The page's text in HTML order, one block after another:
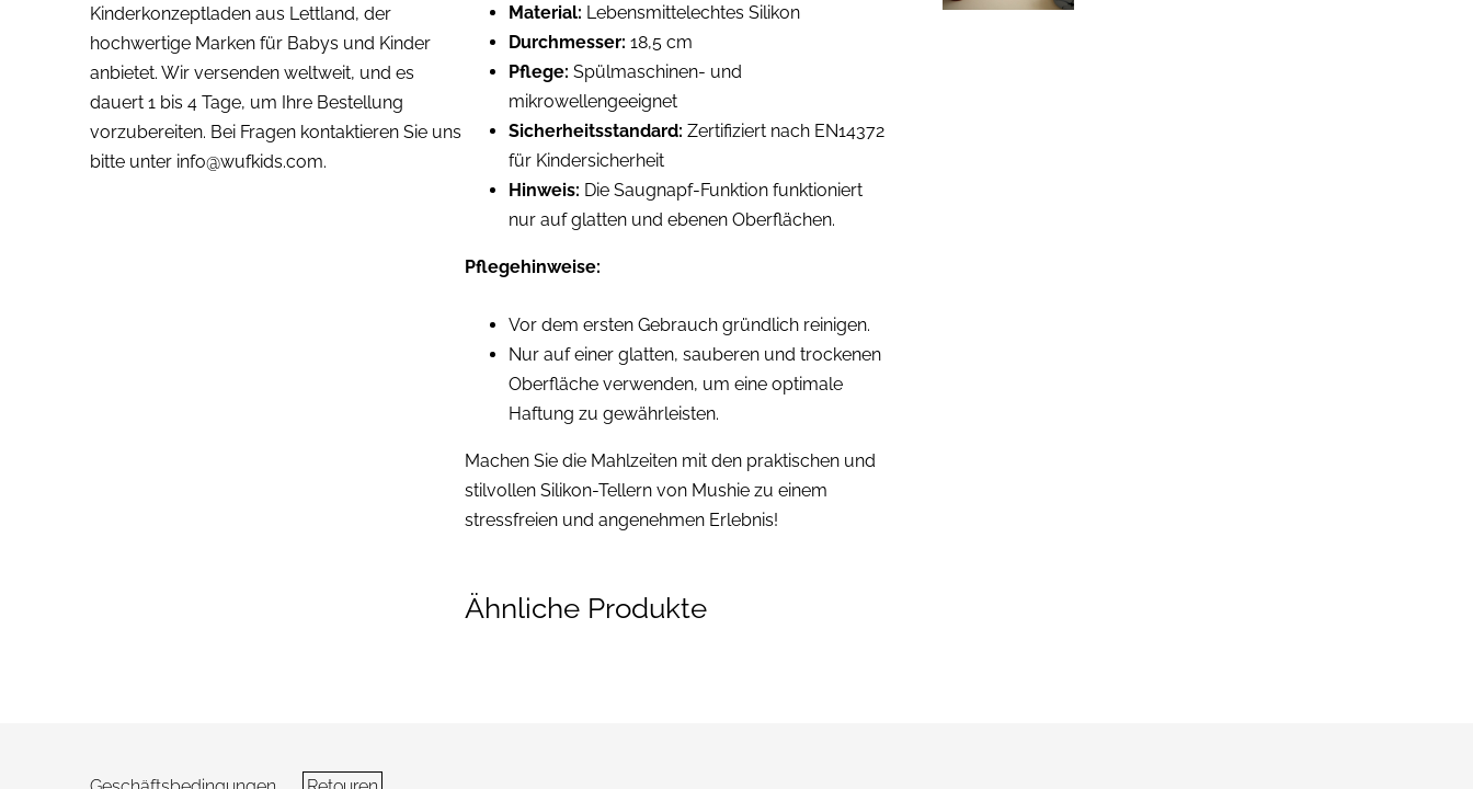
Kinderkonzeptladen aus Lettland, der
hochwertige Marken für Babys und Kinder
anbietet. Wir versenden weltweit, und es
dauert 1 bis 4 Tage, um Ihre Bestellung
vorzubereiten. Bei Fragen kontaktieren Sie uns
bitte unter info@wufkids.com.
Material: Lebensmittelechtes Silikon
Durchmesser: 18,5 cm
Pflege: Spülmaschinen- und
mikrowellengeeignet
Sicherheitsstandard: Zertifiziert nach EN14372
für Kindersicherheit
Hinweis: Die Saugnapf-Funktion funktioniert
nur auf glatten und ebenen Oberflächen.
Pflegehinweise:
Vor dem ersten Gebrauch gründlich reinigen.
Nur auf einer glatten, sauberen und trockenen
Oberfläche verwenden, um eine optimale
Haftung zu gewährleisten.
Machen Sie die Mahlzeiten mit den praktischen und
stilvollen Silikon-Tellern von Mushie zu einem
stressfreien und angenehmen Erlebnis!
Ähnliche Produkte